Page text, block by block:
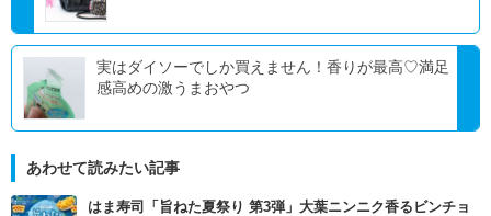
実はダイソーでしか買えません！香りが最高♡満足
感高めの激うまおやつ
あわせて読みたい記事
はま寿司「旨ねた夏祭り 第3弾」大葉ニンニク香るビンチョ